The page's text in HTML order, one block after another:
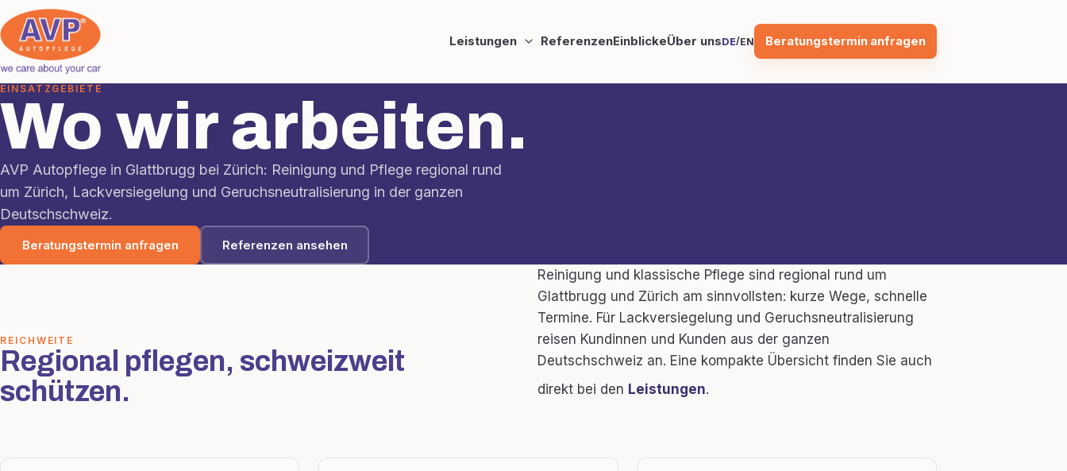
Leistungen ReferenzenEinblickeÜber unsDE/EN Beratungstermin anfragen
EINSATZGEBIETE
Wo wir arbeiten.
AVP Autopflege in Glattbrugg bei Zürich: Reinigung und Pflege regional rund
um Zürich, Lackversiegelung und Geruchsneutralisierung in der ganzen
Deutschschweiz.
Beratungstermin anfragen Referenzen ansehen
REICHWEITE
Regional pflegen, schweizweit
schützen.
Reinigung und klassische Pflege sind regional rund um
Glattbrugg und Zürich am sinnvollsten: kurze Wege, schnelle
Termine. Für Lackversiegelung und Geruchsneutralisierung
reisen Kundinnen und Kunden aus der ganzen
Deutschschweiz an. Eine kompakte Übersicht finden Sie auch
direkt bei den Leistungen.